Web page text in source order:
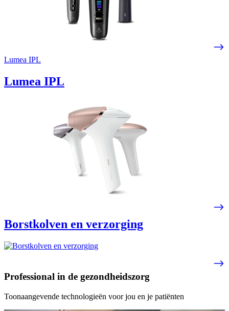
Lumea IPL
Lumea IPL
Borstkolven en verzorging
Professional in de gezondheidszorg
Toonaangevende technologieën voor jou en je patiënten